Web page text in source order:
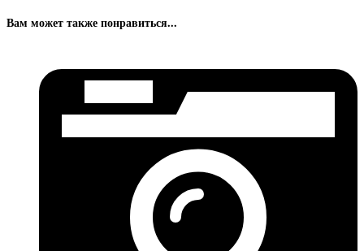
Вам может также понравиться...